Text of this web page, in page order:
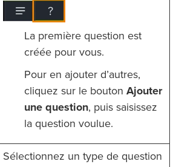
La première question est
créée pour vous.
Pour en ajouter d’autres,
cliquez sur le bouton Ajouter
une question, puis saisissez
la question voulue.
Sélectionnez un type de question